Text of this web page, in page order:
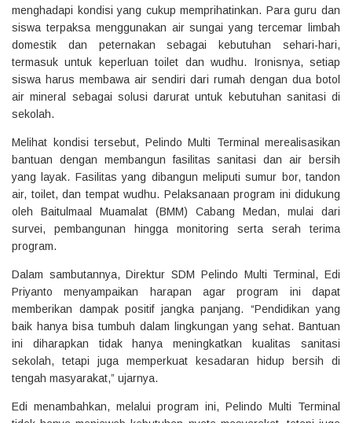
menghadapi kondisi yang cukup memprihatinkan. Para guru dan
siswa terpaksa menggunakan air sungai yang tercemar limbah
domestik dan peternakan sebagai kebutuhan sehari-hari,
termasuk untuk keperluan toilet dan wudhu. Ironisnya, setiap
siswa harus membawa air sendiri dari rumah dengan dua botol
air mineral sebagai solusi darurat untuk kebutuhan sanitasi di
sekolah.
Melihat kondisi tersebut, Pelindo Multi Terminal merealisasikan
bantuan dengan membangun fasilitas sanitasi dan air bersih
yang layak. Fasilitas yang dibangun meliputi sumur bor, tandon
air, toilet, dan tempat wudhu. Pelaksanaan program ini didukung
oleh Baitulmaal Muamalat (BMM) Cabang Medan, mulai dari
survei, pembangunan hingga monitoring serta serah terima
program.
Dalam sambutannya, Direktur SDM Pelindo Multi Terminal, Edi
Priyanto menyampaikan harapan agar program ini dapat
memberikan dampak positif jangka panjang. “Pendidikan yang
baik hanya bisa tumbuh dalam lingkungan yang sehat. Bantuan
ini diharapkan tidak hanya meningkatkan kualitas sanitasi
sekolah, tetapi juga memperkuat kesadaran hidup bersih di
tengah masyarakat,” ujarnya.
Edi menambahkan, melalui program ini, Pelindo Multi Terminal